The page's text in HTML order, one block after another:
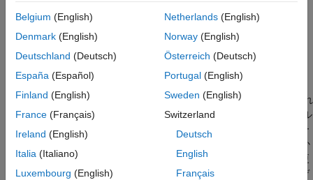
シミュレーションを実行します｡
シミュレーション用のテスト モデル (ハーネス) の作
成
Simulink テスト モデルはシミュレーションに対してのみ使用され
ます。シミュレーション テストの後に、エクスポート関数モデル
からコードを生成し、エクスポートした関数コードを外部でコー
ブロックか
らエクスポート関数モデルを参照すると、モデルそのものを変更
しなくても、関数呼び出しイベントを追加したり、テスト用のデ
Belgium (English)
Denmark (English)
Deutschland (Deutsch)
España (Español)
Finland (English)
France (Français)
Ireland (English)
Italia (Italiano)
Luxembourg (English)
Netherlands(English)
Norway(English)
Österreich (Deutsch)
Portugal(English)
Sweden (English)
Switzerland
Deutsch
English
Français